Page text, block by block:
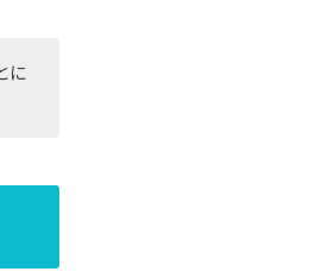
に